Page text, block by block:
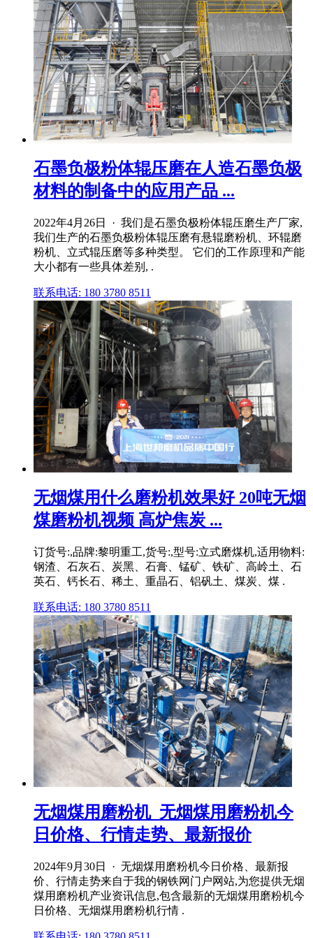
石墨负极粉体辊压磨在人造石墨负极
材料的制备中的应用产品 ...
2022年4月26日 · 我们是石墨负极粉体辊压磨生产厂家,
我们生产的石墨负极粉体辊压磨有悬辊磨粉机、环辊磨
粉机、立式辊压磨等多种类型。 它们的工作原理和产能
大小都有一些具体差别, .
联系电话: 180 3780 8511
无烟煤用什么磨粉机效果好 20吨无烟
煤磨粉机视频 高炉焦炭 ...
订货号:,品牌:黎明重工,货号:,型号:立式磨煤机,适用物料:
钢渣、石灰石、炭黑、石膏、锰矿、铁矿、高岭土、石
英石、钙长石、稀土、重晶石、铝矾土、煤炭、煤 .
联系电话: 180 3780 8511
无烟煤用磨粉机_无烟煤用磨粉机今
日价格、行情走势、最新报价
2024年9月30日 · 无烟煤用磨粉机今日价格、最新报
价、行情走势来自于我的钢铁网门户网站,为您提供无烟
煤用磨粉机产业资讯信息,包含最新的无烟煤用磨粉机今
日价格、无烟煤用磨粉机行情 .